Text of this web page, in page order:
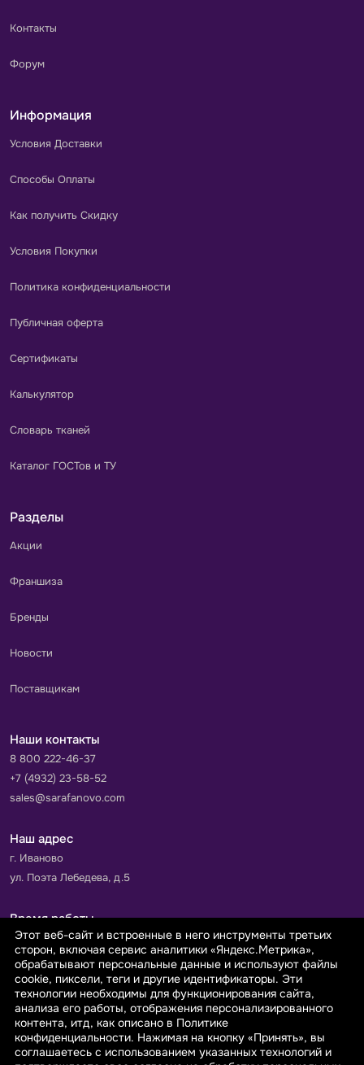
Контакты
Форум
Информация
Условия Доставки
Способы Оплаты
Как получить Скидку
Условия Покупки
Политика конфиденциальности
Публичная оферта
Сертификаты
Калькулятор
Словарь тканей
Каталог ГОСТов и ТУ
Разделы
Акции
Франшиза
Бренды
Новости
Поставщикам
Наши контакты
8 800 222-46-37
+7 (4932) 23-58-52
sales@sarafanovo.com
Наш адрес
г. Иваново
ул. Поэта Лебедева, д.5
Время работы
Пн-Пт с 9.00 до 18.00
Сб-Вс: выходной
Принимаем к оплате
Этот веб-сайт и встроенные в него инструменты третьих
сторон, включая сервис аналитики «Яндекс.Метрика»,
обрабатывают персональные данные и используют файлы
cookie, пиксели, теги и другие идентификаторы. Эти
технологии необходимы для функционирования сайта,
анализа его работы, отображения персонализированного
контента, итд, как описано в Политике
конфиденциальности. Нажимая на кнопку «Принять», вы
соглашаетесь с использованием указанных технологий и